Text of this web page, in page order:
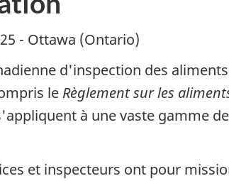
- Ottawa (Ontario)
d'inspection des
le Règlement sur les
à une vaste gamme
et inspecteurs ont pour